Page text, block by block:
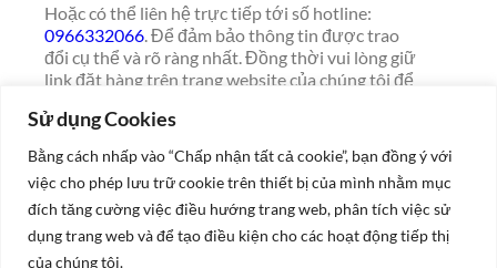
Sử dụng Cookies
Bằng cách nhấp vào “Chấp nhận tất cả cookie”, bạn đồng ý với
việc cho phép lưu trữ cookie trên thiết bị của mình nhằm mục
đích tăng cường việc điều hướng trang web, phân tích việc sử
dụng trang web và để tạo điều kiện cho các hoạt động tiếp thị
của chúng tôi.
Hoặc có thể liên hệ trực tiếp tới số hotline:
0966332066. Để đảm bảo thông tin được trao
đổi cụ thể và rõ ràng nhất. Đồng thời vui lòng giữ
link đặt hàng trên trang website của chúng tôi để
nhanh nhất như: Đã nhận, Sẵn sàng, Đang giao,
Đã thanh toán….
Quý khách vui lòng đọc kỹ các điều khoản và điều
kiện mà chúng tôi đề ra, khi đặt hàng thì đảm bảo
hạn chế hủy đơn vì các lý do khác nhau. Nếu trong
quá trình nhận đơn chúng tôi thấy chưa thể cung